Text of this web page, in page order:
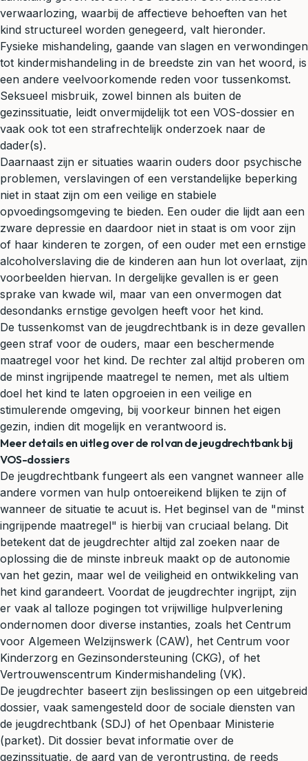
verwaarlozing, waarbij de affectieve behoeften van het
kind structureel worden genegeerd, valt hieronder.
Fysieke mishandeling, gaande van slagen en verwondingen
tot kindermishandeling in de breedste zin van het woord, is
een andere veelvoorkomende reden voor tussenkomst.
Seksueel misbruik, zowel binnen als buiten de
gezinssituatie, leidt onvermijdelijk tot een VOS-dossier en
vaak ook tot een strafrechtelijk onderzoek naar de
dader(s).
Daarnaast zijn er situaties waarin ouders door psychische
problemen, verslavingen of een verstandelijke beperking
niet in staat zijn om een veilige en stabiele
opvoedingsomgeving te bieden. Een ouder die lijdt aan een
zware depressie en daardoor niet in staat is om voor zijn
of haar kinderen te zorgen, of een ouder met een ernstige
alcoholverslaving die de kinderen aan hun lot overlaat, zijn
voorbeelden hiervan. In dergelijke gevallen is er geen
sprake van kwade wil, maar van een onvermogen dat
desondanks ernstige gevolgen heeft voor het kind.
De tussenkomst van de jeugdrechtbank is in deze gevallen
geen straf voor de ouders, maar een beschermende
maatregel voor het kind. De rechter zal altijd proberen om
de minst ingrijpende maatregel te nemen, met als ultiem
doel het kind te laten opgroeien in een veilige en
stimulerende omgeving, bij voorkeur binnen het eigen
gezin, indien dit mogelijk en verantwoord is.
Meer details en uitleg over de rol van de jeugdrechtbank bij
VOS-dossiers
De jeugdrechtbank fungeert als een vangnet wanneer alle
andere vormen van hulp ontoereikend blijken te zijn of
wanneer de situatie te acuut is. Het beginsel van de "minst
ingrijpende maatregel" is hierbij van cruciaal belang. Dit
betekent dat de jeugdrechter altijd zal zoeken naar de
oplossing die de minste inbreuk maakt op de autonomie
van het gezin, maar wel de veiligheid en ontwikkeling van
het kind garandeert. Voordat de jeugdrechter ingrijpt, zijn
er vaak al talloze pogingen tot vrijwillige hulpverlening
ondernomen door diverse instanties, zoals het Centrum
voor Algemeen Welzijnswerk (CAW), het Centrum voor
Kinderzorg en Gezinsondersteuning (CKG), of het
Vertrouwenscentrum Kindermishandeling (VK).
De jeugdrechter baseert zijn beslissingen op een uitgebreid
dossier, vaak samengesteld door de sociale diensten van
de jeugdrechtbank (SDJ) of het Openbaar Ministerie
(parket). Dit dossier bevat informatie over de
gezinssituatie, de aard van de verontrusting, de reeds